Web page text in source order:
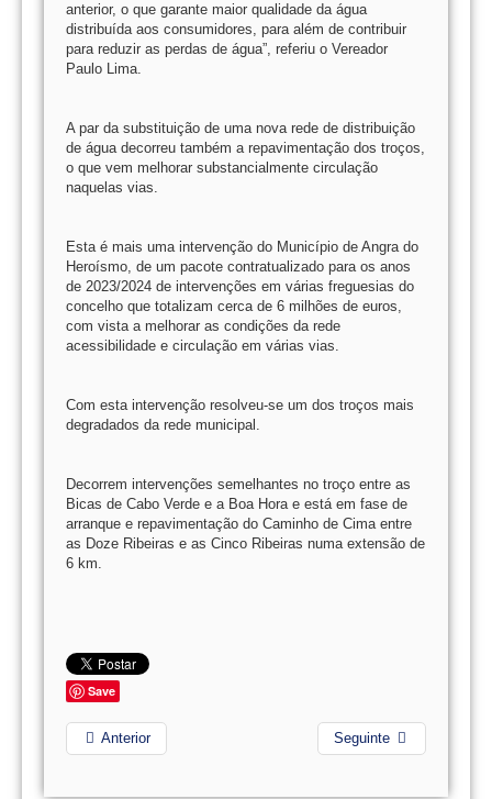
anterior, o que garante maior qualidade da água
distribuída aos consumidores, para além de contribuir
para reduzir as perdas de água”, referiu o Vereador
Paulo Lima.
A par da substituição de uma nova rede de distribuição
de água decorreu também a repavimentação dos troços,
o que vem melhorar substancialmente circulação
naquelas vias.
Esta é mais uma intervenção do Município de Angra do
Heroísmo, de um pacote contratualizado para os anos
de 2023/2024 de intervenções em várias freguesias do
concelho que totalizam cerca de 6 milhões de euros,
com vista a melhorar as condições da rede
acessibilidade e circulação em várias vias.
Com esta intervenção resolveu-se um dos troços mais
degradados da rede municipal.
Decorrem intervenções semelhantes no troço entre as
Bicas de Cabo Verde e a Boa Hora e está em fase de
arranque e repavimentação do Caminho de Cima entre
as Doze Ribeiras e as Cinco Ribeiras numa extensão de
6 km.
Save
Anterior Seguinte